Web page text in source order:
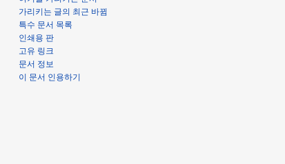
가리키는 글의 최근 바뀜
특수 문서 목록
인쇄용 판
고유 링크
문서 정보
이 문서 인용하기